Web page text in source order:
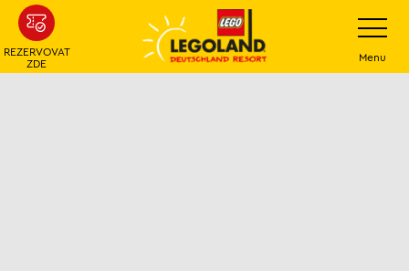
Přeskočit
hlavní
obsah
REZERVOVAT
ZDE
Přepínání
navigace
Menu